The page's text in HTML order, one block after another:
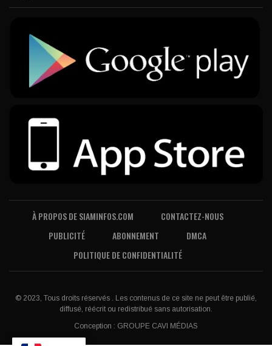
À PROPOS DE SIAMINFOS.COM
CONTACTEZ-NOUS
PUBLICITÉ
ABONNEMENT
DMCA
POLITIQUE DE CONFIDENTIALITÉ
© 2023, Tous droits réservés . Les contenus de ce site ne peut être publié,
diffusé, réécrit ou redistribué sans autorisation.
Conception : GROUPE CAVI MÉDIAS